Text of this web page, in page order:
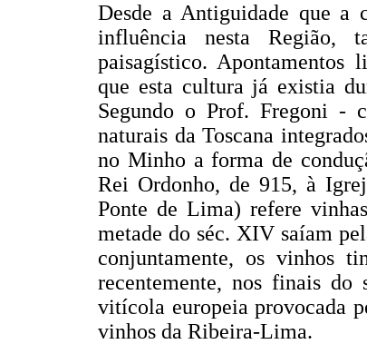
Desde a Antiguidade que a
influência nesta Região,
paisagístico. Apontamentos
que esta cultura já existia
Segundo o Prof. Fregoni -
naturais da Toscana
no Minho a forma de
Rei Ordonho, de 915, à
Ponte de Lima) refere
metade do séc. XIV saíam
conjuntamente, os vinhos
recentemente, nos finais do
vitícola europeia provocada
vinhos da Ribeira-Lima.